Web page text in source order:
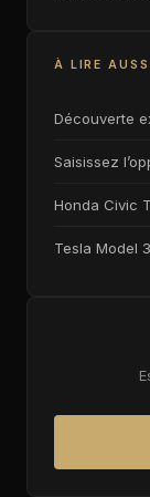
À LIRE
Découverte
Saisissez
Honda Civic
Tesla Model